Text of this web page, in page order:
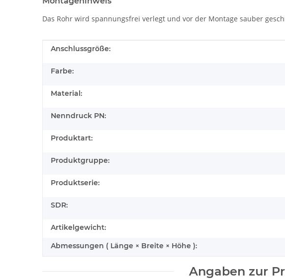
Das Rohr wird spannungsfrei verlegt und vor der Montage sauber
Produkteigenschaft
Wert
Anschlussgröße:
Farbe:
Material:
Nenndruck PN:
Produktart:
Produktgruppe:
Produktserie:
SDR:
Artikelgewicht:
Abmessungen ( Länge × Breite × Höhe ):
Angaben zur